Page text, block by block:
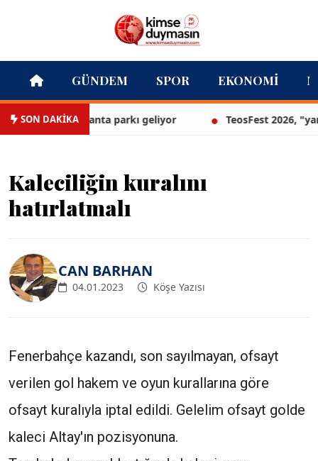
GÜNDEM SPOR EKONOMI
SON DAKİKA
İzmir’in ilk lavanta parkı geliyor TeosFest 2026,
Kaleciliğin kuralını
hatırlatmalı
CAN BARHAN
04.01.2023 Köşe Yazısı
Fenerbahçe kazandı, son sayılmayan, ofsayt
verilen gol hakem ve oyun kurallarına göre
ofsayt kuralıyla iptal edildi. Gelelim ofsayt golde
kaleci Altay'ın pozisyonuna.